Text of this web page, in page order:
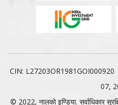
CIN: L27203OR1981GOI000920
07,
© 2022, नालको इण्डिया. सर्वाधिकार